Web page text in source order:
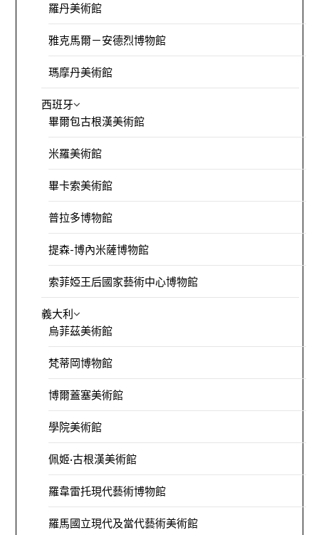
羅丹美術館
雅克馬爾－安德烈博物館
瑪摩丹美術館
西班牙
畢爾包古根漢美術館
米羅美術館
畢卡索美術館
普拉多博物館
提森-博內米薩博物館
索菲婭王后國家藝術中心博物館
義大利
烏菲茲美術館
梵蒂岡博物館
博爾蓋塞美術館
學院美術館
佩姬·古根漢美術館
羅韋雷托現代藝術博物館
羅馬國立現代及當代藝術美術館